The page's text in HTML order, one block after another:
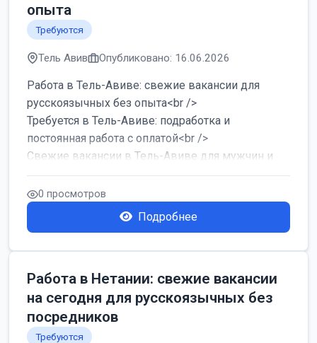
опыта
Требуются
Тель Авив Опубликовано: 16.06.2026
Работа в Тель-Авиве: свежие вакансии для
русскоязычных без опыта<br />
Требуется в Тель-Авиве: подработка и
постоянная работа с оплатой<br />
Свежие вакансии в Тель-Авиве для мужчин и
женщин от хозя...
0 просмотров
Подробнее
Работа в Нетании: свежие вакансии
на сегодня для русскоязычных без
посредников
Требуются